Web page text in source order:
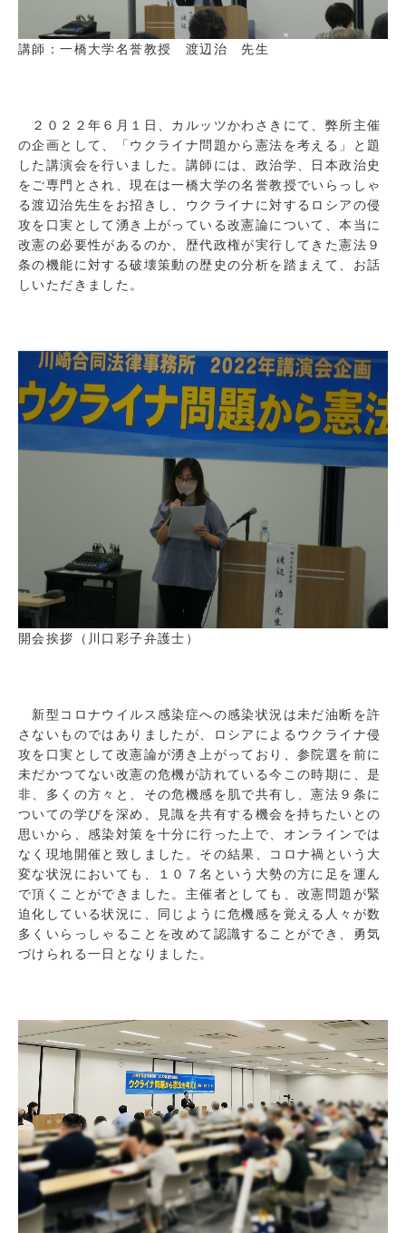
講師：一橋大学名誉教授 渡辺治 先生
２０２２年６月１日、カルッツかわさきにて、弊所主催
の企画として、「ウクライナ問題から憲法を考える」と題
した講演会を行いました。講師には、政治学、日本政治史
をご専門とされ、現在は一橋大学の名誉教授でいらっしゃ
る渡辺治先生をお招きし、ウクライナに対するロシアの侵
攻を口実として湧き上がっている改憲論について、本当に
改憲の必要性があるのか、歴代政権が実行してきた憲法９
条の機能に対する破壊策動の歴史の分析を踏まえて、お話
しいただきました。
開会挨拶（川口彩子弁護士）
新型コロナウイルス感染症への感染状況は未だ油断を許
さないものではありましたが、ロシアによるウクライナ侵
攻を口実として改憲論が湧き上がっており、参院選を前に
未だかつてない改憲の危機が訪れている今この時期に、是
非、多くの方々と、その危機感を肌で共有し、憲法９条に
ついての学びを深め、見識を共有する機会を持ちたいとの
思いから、感染対策を十分に行った上で、オンラインでは
なく現地開催と致しました。その結果、コロナ禍という大
変な状況においても、１０７名という大勢の方に足を運ん
で頂くことができました。主催者としても、改憲問題が緊
迫化している状況に、同じように危機感を覚える人々が数
多くいらっしゃることを改めて認識することができ、勇気
づけられる一日となりました。